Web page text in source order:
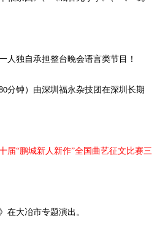
人独自承担整台晚会语言类节目！
分钟）由深圳福永杂技团在深圳长期
届“鹏城新人新作”全国曲艺征文比赛三
在大冶市专题演出。